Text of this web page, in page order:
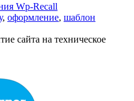
Wp-Recall
, оформление, шаблон
сайта на техническое